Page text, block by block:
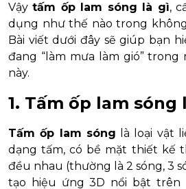
Vậytấm ốp lam sóng là gì,
dụng như thế nào trong
Bài viết dưới đây sẽ giúp bạn
đang “làm mưa làm gió”
này.
1. Tấm ốp lam sóng
Tấm ốp lam sóng là loại vật
dạng tấm, có bề mặt thiết kế
đều nhau (thường là 2 sóng, 3
tạo hiệu ứng 3D nổi bật trên